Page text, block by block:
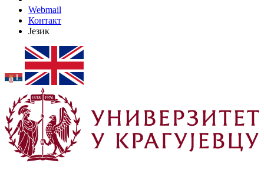
Webmail
Контакт
Језик